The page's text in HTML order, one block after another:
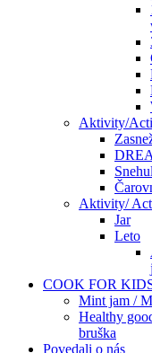
Aktivity/
Aktivity/
Jar
Leto
COOK FOR
Mint jam /
Healthy
bruška
Povedali o nás